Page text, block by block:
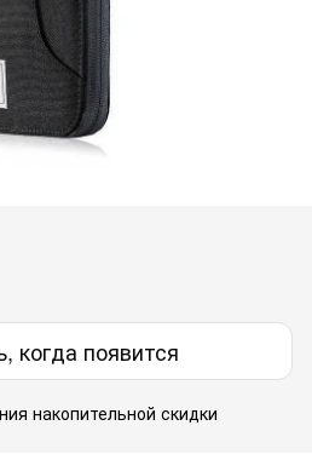
когда появится
накопительной скидки